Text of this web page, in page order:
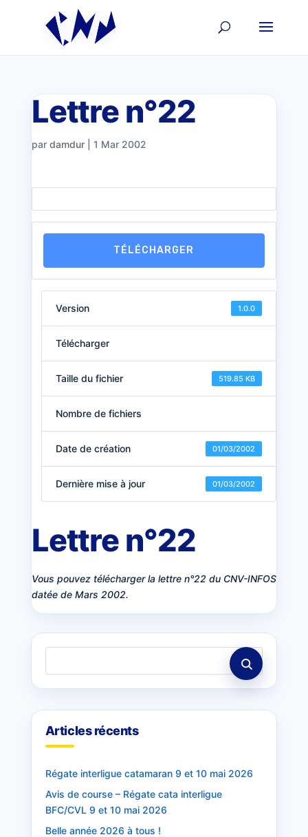
Lettre n°22
par damdur| 1 Mar 2002
TÉLÉCHARGER
Version 1.0.0
Télécharger
Taille du fichier 519.85 KB
Nombre de fichiers
Date de création 01/03/2002
Dernière mise à jour 01/03/2002
Lettre n°22
Vous pouvez télécharger la lettre n°22 du CNV-INFOS
datée de Mars 2002.
Articles récents
Régate interligue catamaran 9 et 10 mai 2026
Avis de course – Régate cata interligue
BFC/CVL 9 et 10 mai 2026
Belle année 2026 à tous !